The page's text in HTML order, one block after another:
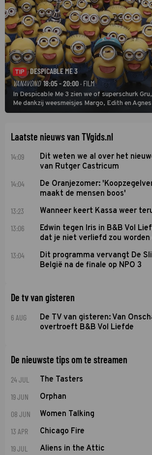
TIP
DESPICABLE ME 3
VANAVOND 18:05 - 20:00· FILM
In Despicable Me 3 zien we of superschurk
Me dankzij weesmeisjes Margo, Edith en
het rechte pad maakte, ook op dat pad weet
Laatste nieuws van TVgids.nl
14:09
Dit weten we al over het
van Rutger Castricum
14:04
De Oranjezomer:
maakt de mensen boos'
13:23 Wanneer keert Kassa weer
13:06
Edwin tegen Iris in B&B Vol
dat je niet verliefd zou worden
13:04
Dit programma vervangt De
België na de finale op NPO 3
De tv van gisteren
6 AUG
De TV van gisteren: Van
overtroeft B&B Vol Liefde
De nieuwste tips om te streamen
24 JUL The Tasters
19 JUN Orphan
08 JUN Women Talking
13 APR Chicago Fire
19 JUL Aliens in the Attic